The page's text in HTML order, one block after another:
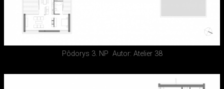
Pôdorys 3. NP Autor: Atelier 38